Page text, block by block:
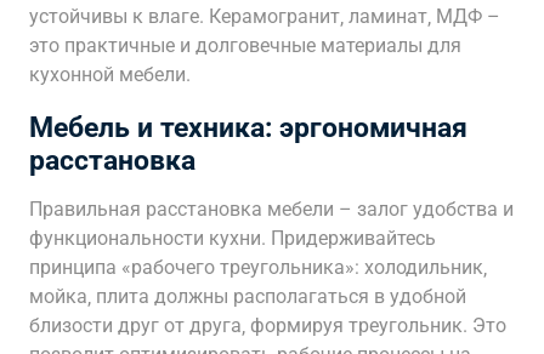
устойчивы к влаге. Керамогранит‚ ламинат‚ МДФ –
это практичные и долговечные материалы для
кухонной мебели.
Мебель и техника: эргономичная
расстановка
Правильная расстановка мебели – залог удобства и
функциональности кухни. Придерживайтесь
принципа «рабочего треугольника»: холодильник‚
мойка‚ плита должны располагаться в удобной
близости друг от друга‚ формируя треугольник. Это